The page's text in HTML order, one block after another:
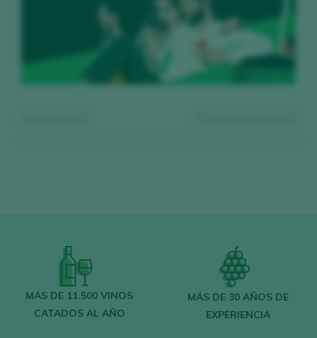
Regístrate gratis y accede al
contenido
Descubre gratis
los más de 12.000 vinos
MÁS DE 11.500 VINOS
CATADOS AL AÑO
MÁS DE 30 AÑOS DE
EXPERIENCIA